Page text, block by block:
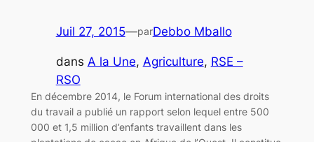
Juil 27, 2015—parDebbo Mballo
dans A la Une, Agriculture, RSE –
RSO
En décembre 2014, le Forum international des droits
du travail a publié un rapport selon lequel entre 500
000 et 1,5 million d’enfants travaillent dans les